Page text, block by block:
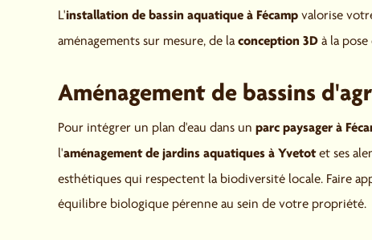
L'installation de bassin aquatique à Fécamp valorise
aménagements sur mesure, de la conception 3D à la pose
Aménagement de bassins
Pour intégrer un plan d'eau dans un parc paysager à
l'aménagement de jardins aquatiques à Yvetotet ses
esthétiques qui respectent la biodiversité locale. Faire
équilibre biologique pérenne au sein de votre propriété.